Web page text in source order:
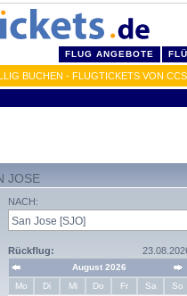
FLUG ANGEBOTE
BUCHEN - FLUGTICKETS VON
JOSE
NACH:
Rückflug:
August 2026
Mo
Di Mi Do Fr Sa So